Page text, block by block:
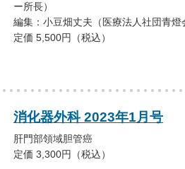
ー所長）
編集：小豆畑丈夫（医療法人社団青
定価 5,500円（税込）
消化器外科 2023年1月号
肝門部領域胆管癌
定価 3,300円（税込）